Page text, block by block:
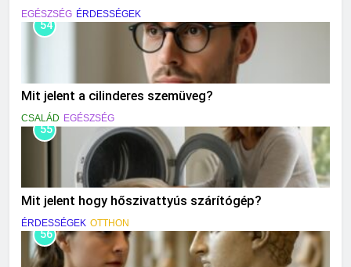
EGÉSZSÉG ÉRDESSÉGEK
54
Mit jelent a cilinderes szemüveg?
CSALÁD EGÉSZSÉG
55
Mit jelent hogy hőszivattyús szárítógép?
ÉRDESSÉGEK OTTHON
56